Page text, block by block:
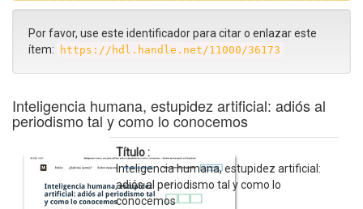
Por favor, use este identificador para citar o enlazar este
ítem:
https://hdl.handle.net/11000/36173
Inteligencia humana, estupidez artificial: adiós al
periodismo tal y como lo conocemos
Título :
Inteligencia humana, estupidez artificial:
adiós al periodismo tal y como lo
conocemos